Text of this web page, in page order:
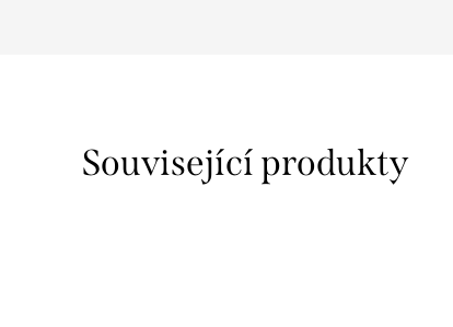
Související produkty